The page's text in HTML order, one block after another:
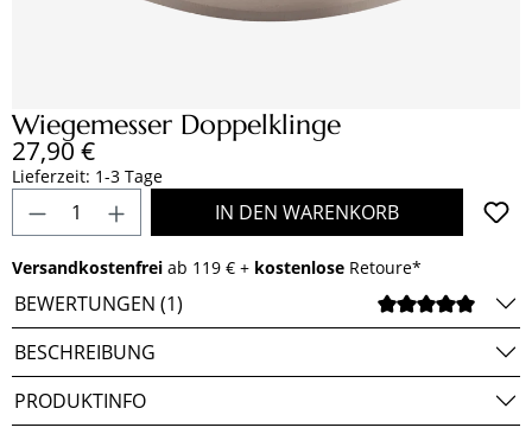
Wiegemesser Doppelklinge
Regulärer Preis:
27,90 €
Lieferzeit: 1-3 Tage
Produkt Anzahl: Gib den gewünschten
IN DEN WARENKORB
Versandkostenfrei ab 119 € + kostenlose Retoure*
BEWERTUNGEN (1)
BESCHREIBUNG
PRODUKTINFO